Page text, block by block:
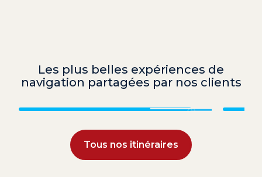
Les plus belles expériences de
navigation partagées par nos clients
Tous nos itinéraires